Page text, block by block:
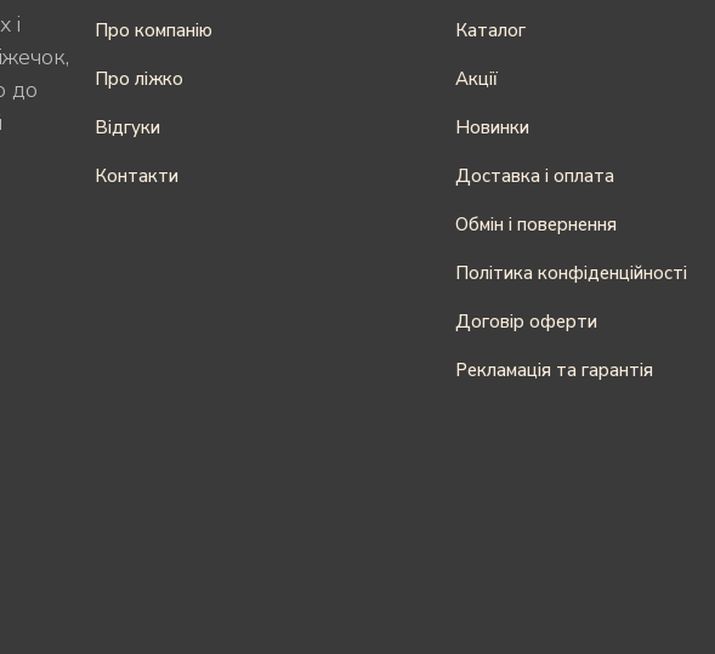
і
до
Про компанію
Про ліжко
Відгуки
Контакти
Каталог
Акції
Новинки
Доставка і оплата
Обмін і повернення
Політика конфіденційності
Договір оферти
Рекламація та гарантія